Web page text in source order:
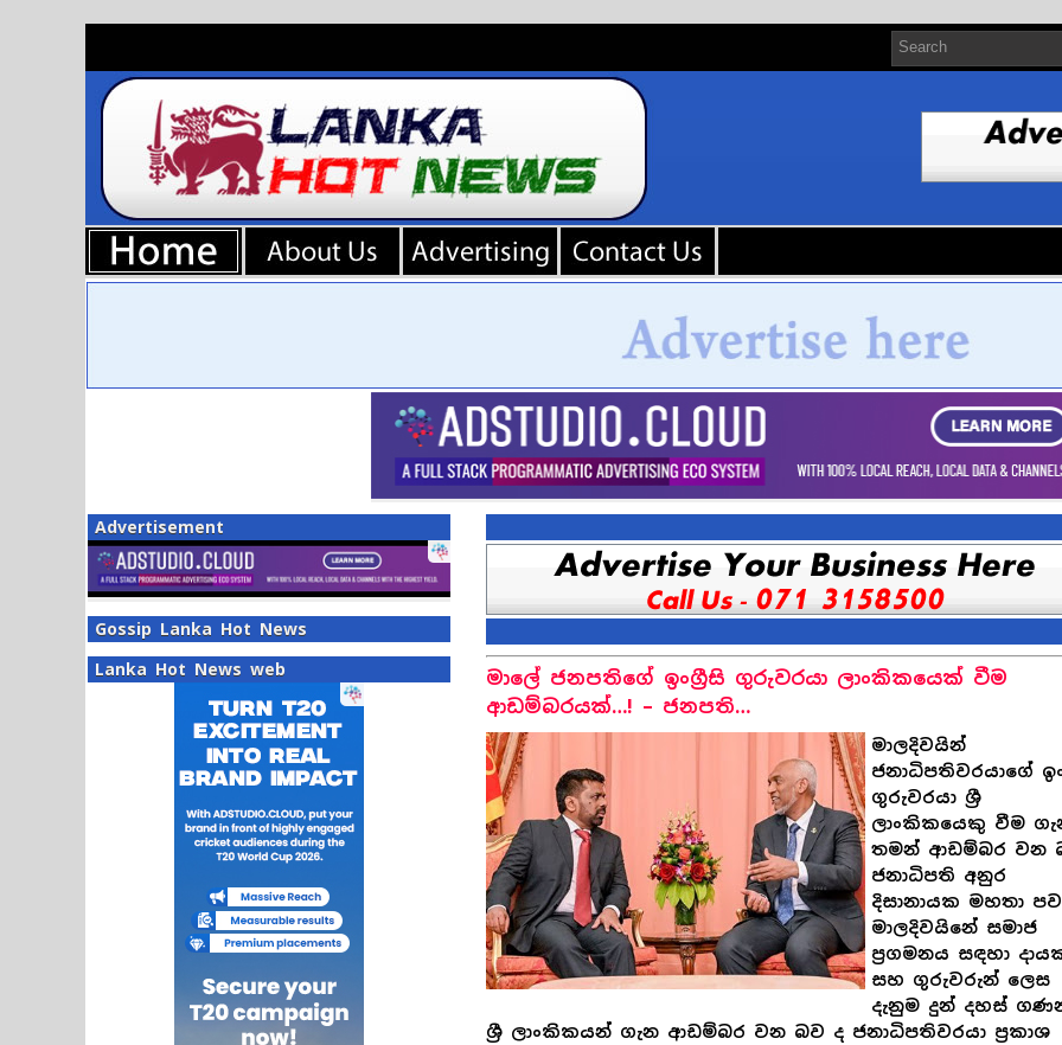
Advertisement
Gossip Lanka Hot News
Lanka Hot News web
මාලේ ජනපතිගේ ඉංග්‍රීසි ගුරුවරයා ලාංකිකයෙක් වීම
ආඩම්බරයක්…! – ජනපති…
මාලදිවයින්
ජනාධිපතිවරයාගේ
ගුරුවරයා ශ්‍රී
ලාංකිකයෙකු වීම
තමන් ආඩම්බර වන
ජනාධිපති අනුර
දිසානායක මහතා
මාලදිවයිනේ සමාජ
ප්‍රගමනය සඳහා
සහ ගුරුවරුන් ලෙස
දැනුම දුන් දහස්
ශ්‍රී ලාංකිකයන් ගැන ආඩම්බර වන බව ද ජනාධිපතිවරයා ප්‍රකාශ